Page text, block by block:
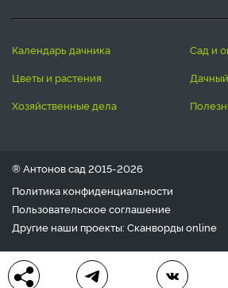
календарь дачника
сад и
цветы и растения
хозяйственные дела
® Антонов сад 2015-2026
Политика конфиденциальности
Пользовательское соглашение
Другие наши проекты: Сканвордыonline
Любое использование материала
письменного согласия редакции